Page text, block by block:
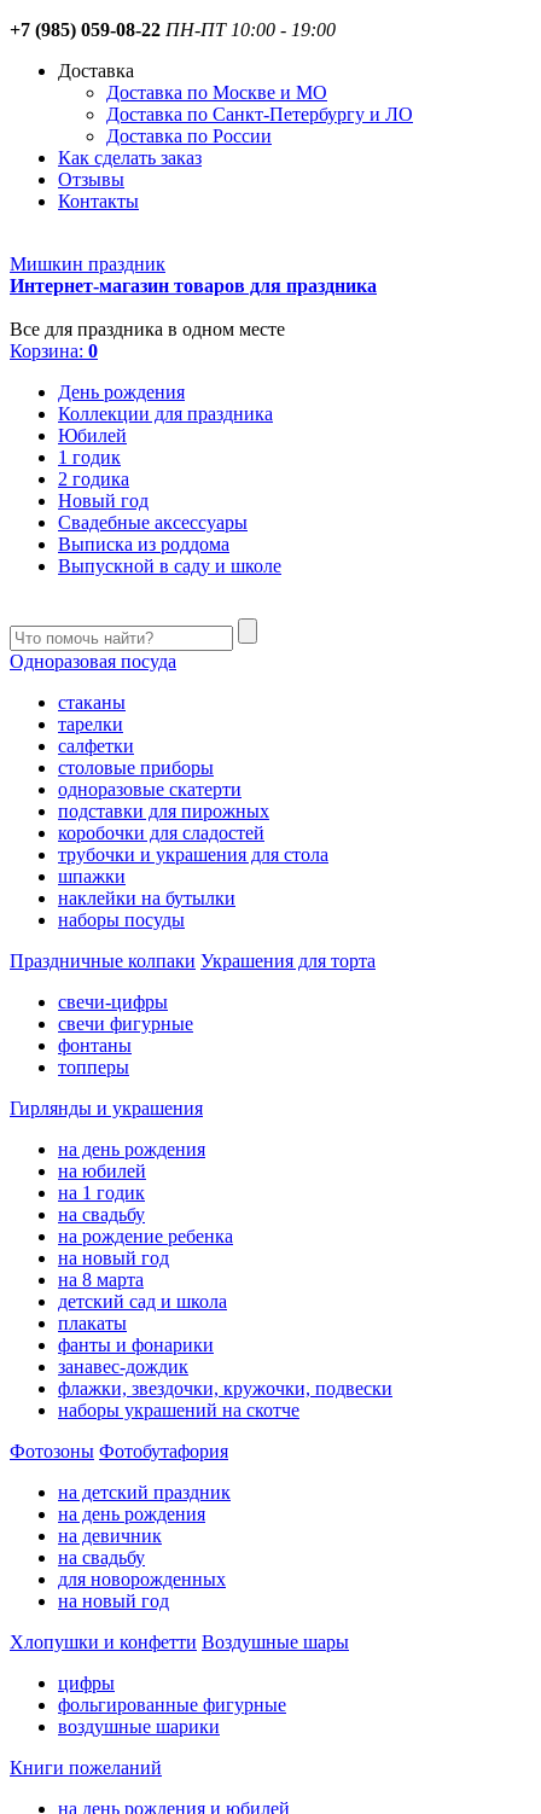
+7 (985) 059-08-22 ПН-ПТ 10:00 - 19:00
Доставка
Доставка по Москве и МО
Доставка по Санкт-Петербургу и ЛО
Доставка по России
Как сделать заказ
Отзывы
Контакты
Мишкин праздник
Интернет-магазин товаров для праздника
Все для праздника в одном месте
Корзина: 0
День рождения
Коллекции для праздника
Юбилей
1 годик
2 годика
Новый год
Свадебные аксессуары
Выписка из роддома
Выпускной в саду и школе
Одноразовая посуда
стаканы
тарелки
салфетки
столовые приборы
одноразовые скатерти
подставки для пирожных
коробочки для сладостей
трубочки и украшения для стола
шпажки
наклейки на бутылки
наборы посуды
Праздничные колпаки Украшения для торта
свечи-цифры
свечи фигурные
фонтаны
топперы
Гирлянды и украшения
на день рождения
на юбилей
на 1 годик
на свадьбу
на рождение ребенка
на новый год
на 8 марта
детский сад и школа
плакаты
фанты и фонарики
занавес-дождик
флажки, звездочки, кружочки, подвески
наборы украшений на скотче
Фотозоны Фотобутафория
на детский праздник
на день рождения
на девичник
на свадьбу
для новорожденных
на новый год
Хлопушки и конфетти Воздушные шары
цифры
фольгированные фигурные
воздушные шарики
Книги пожеланий
на день рождения и юбилей